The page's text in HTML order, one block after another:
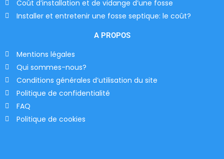
Coût d’installation et de vidange d’une fosse
Installer et entretenir une fosse septique: le coût?
A PROPOS
Mentions légales
Qui sommes-nous?
Conditions générales d’utilisation du site
Politique de confidentialité
FAQ
Politique de cookies